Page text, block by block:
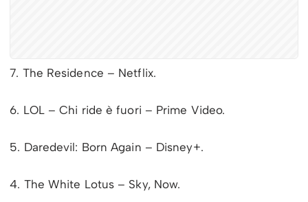
7. The Residence – Netflix.
6. LOL – Chi ride è fuori – Prime Video.
5. Daredevil: Born Again – Disney+.
4. The White Lotus – Sky, Now.